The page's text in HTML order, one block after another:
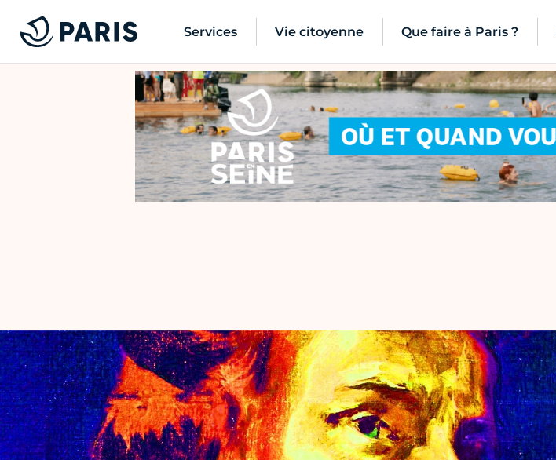
Services Vie citoyenne Que faire à Paris ?